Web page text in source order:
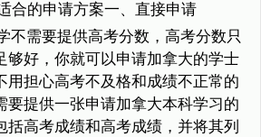
合的申请方案一、直接申请
不需要提供高考分数，高考分数只
够好，你就可以申请加拿大的学士
用担心高考不及格和成绩不正常的
要提供一张申请加拿大本科学习的
括高考成绩和高考成绩，并将其列